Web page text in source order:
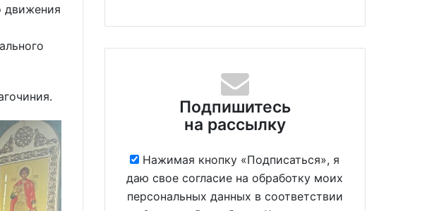
движения
Подпишитесь
на рассылку
Нажимая кнопку «Подписаться», я
даю свое согласие на обработку моих
персональных данных в соответствии